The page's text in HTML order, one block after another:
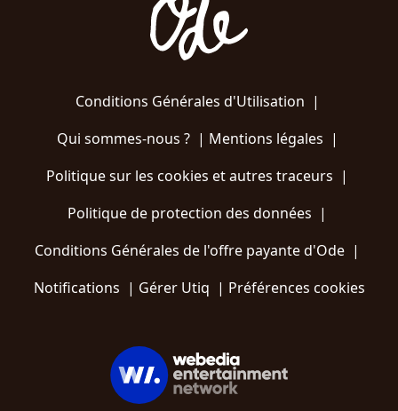
Conditions Générales d'Utilisation |
Qui sommes-nous ?| Mentions légales |
Politique sur les cookies et autres traceurs |
Politique de protection des données |
Conditions Générales de l'offre payante d'Ode |
Notifications | Gérer Utiq | Préférences cookies